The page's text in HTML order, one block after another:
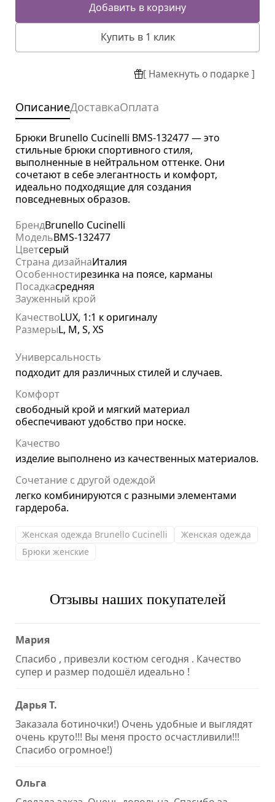
Добавить в корзину
Купить в 1 клик
[ Намекнуть о подарке ]
ОписаниеДоставкаОплата
Брюки Brunello Cucinelli BMS-132477 — это
стильные брюки спортивного стиля,
выполненные в нейтральном оттенке. Они
сочетают в себе элегантность и комфорт,
идеально подходящие для создания
повседневных образов.
БрендBrunello Cucinelli
МодельBMS-132477
Цветсерый
Страна дизайнаИталия
Особенностирезинка на поясе, карманы
Посадкасредняя
Зауженный крой
КачествоLUX, 1:1 к оригиналу
РазмерыL, M, S, XS
Универсальность
подходит для различных стилей и случаев.
Комфорт
свободный крой и мягкий материал
обеспечивают удобство при носке.
Качество
изделие выполнено из качественных материалов.
Сочетание с другой одеждой
легко комбинируются с разными элементами
гардероба.
Женская одежда Brunello Cucinelli
Женская одежда
Брюки женские
Отзывы наших покупателей
Мария
Спасибо , привезли костюм сегодня . Качество
супер и размер подошёл идеально !
Дарья Т.
Заказала ботиночки!) Очень удобные и выглядят
очень круто!!! Вы меня просто осчастливили!!!
Спасибо огромное!)
Ольга